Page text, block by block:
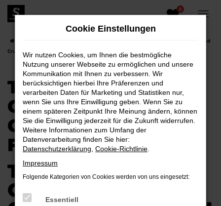
Zum
Hauptinhalt
0
Toyota Land
Cruiser Gebrauchtwagen für Weißwasser
TOYOTA LAND
CRUISER
GEBRAUCHTWAGEN
FÜR WEISSWASSER
TOYOTA LAND
CRUISER
Cookie Einstellungen
Wir nutzen Cookies, um Ihnen die bestmögliche
Nutzung unserer Webseite zu ermöglichen und unsere
Kommunikation mit Ihnen zu verbessern. Wir
berücksichtigen hierbei Ihre Präferenzen und
verarbeiten Daten für Marketing und Statistiken nur,
wenn Sie uns Ihre Einwilligung geben. Wenn Sie zu
einem späteren Zeitpunkt Ihre Meinung ändern, können
Sie die Einwilligung jederzeit für die Zukunft widerrufen.
Weitere Informationen zum Umfang der
Datenverarbeitung finden Sie hier:
Datenschutzerklärung Cookie-Richtlinie
Impressum
Folgende Kategorien von Cookies werden von uns eingesetzt:
Essentiell